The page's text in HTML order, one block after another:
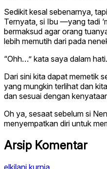
Sedikit kesal sebenarnya,
Ternyata, si Ibu —yang tadi
bermaksud agar orang
lebih memutih dari pada
“Ohh…” kata saya dalam hati.
Dari sini kita dapat memetik
yang mungkin terlihat dan
dan sesuai dengan
Oh ya, sesaat sebelum si
menyempatkan diri untuk
Arsip Komentar